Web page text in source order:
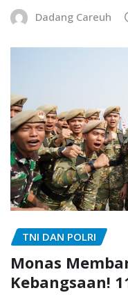
Dadang Careuh
TNI DAN POLRI
Monas
Kebangsaan!